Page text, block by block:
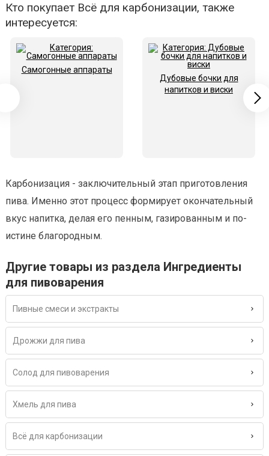
Кто покупает Всё для карбонизации, также
интересуется:
Самогонные аппараты
Дубовые бочки для
напитков и виски
Карбонизация - заключительный этап приготовления
пива. Именно этот процесс формирует окончательный
вкус напитка, делая его пенным, газированным и по-
истине благородным.
Другие товары из раздела Ингредиенты
для пивоварения
Пивные смеси и экстракты
Дрожжи для пива
Солод для пивоварения
Хмель для пива
Всё для карбонизации